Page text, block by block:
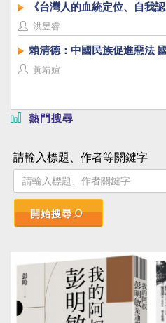
《台灣人的血統定位、自我
識，建立台灣國族認同
洪昱睿
賴清德：中國民族促進惡法
黃靖媗
熱門搜尋
請輸入標題、作者等關鍵字
開始搜尋